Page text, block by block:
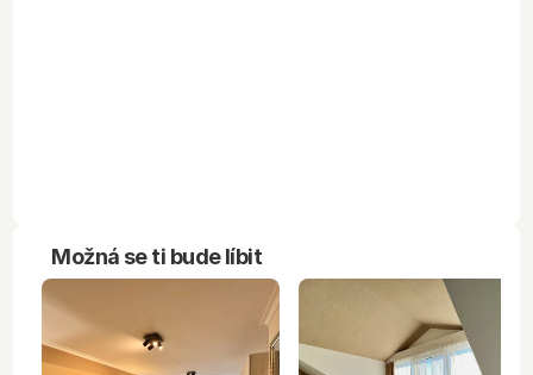
Možná se ti bude líbit